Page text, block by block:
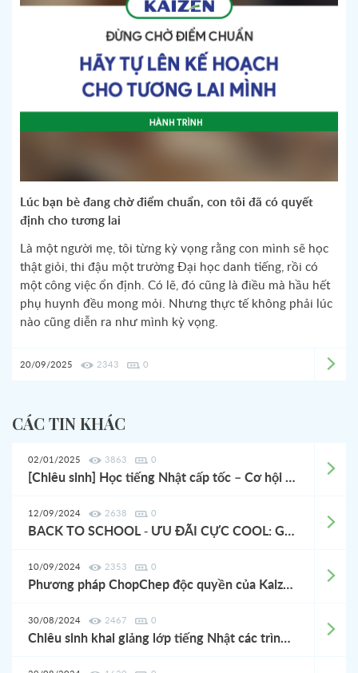
Lúc bạn bè đang chờ điểm chuẩn, con tôi đã có quyết
định cho tương lai
Là một người mẹ, tôi từng kỳ vọng rằng con mình sẽ học
thật giỏi, thi đậu một trường Đại học danh tiếng, rồi có
một công việc ổn định. Có lẽ, đó cũng là điều mà hầu hết
phụ huynh đều mong mỏi. Nhưng thực tế không phải lúc
nào cũng diễn ra như mình kỳ vọng.
20/09/2025 2343 0
CÁC TIN KHÁC
02/01/2025 3863 0
[Chiêu sinh] Học tiếng Nhật cấp tốc – Cơ hội làm Quản lý Nhà hàng tại Nhật, lương hấp dẫn!
12/09/2024 2638 0
BACK TO SCHOOL - ƯU ĐÃI CỰC COOL: Giảm ngay 200K lớp tiếng Nhật các trình độ
10/09/2024 2353 0
Phương pháp ChopChep độc quyền của KaizenYoshidaSchool có gì thú vị?
30/08/2024 2467 0
Chiêu sinh khai giảng lớp tiếng Nhật các trình độ 09/2024